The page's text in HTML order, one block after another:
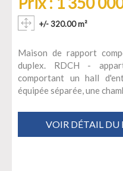
+/- 320.00 m²
Maison de rapport
duplex. RDCH -
comportant un hall
équipée séparée, une
VOIR DÉTAIL DU